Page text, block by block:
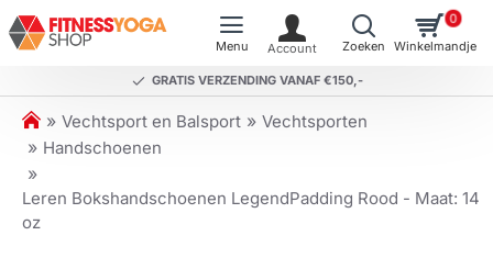
GRATIS VERZENDING VANAF €150,-
0
h
o
e
Vechtsport en Balsport
Vechtsporten
Handschoenen
Leren Bokshandschoenen LegendPadding Rood - Maat: 14
oz